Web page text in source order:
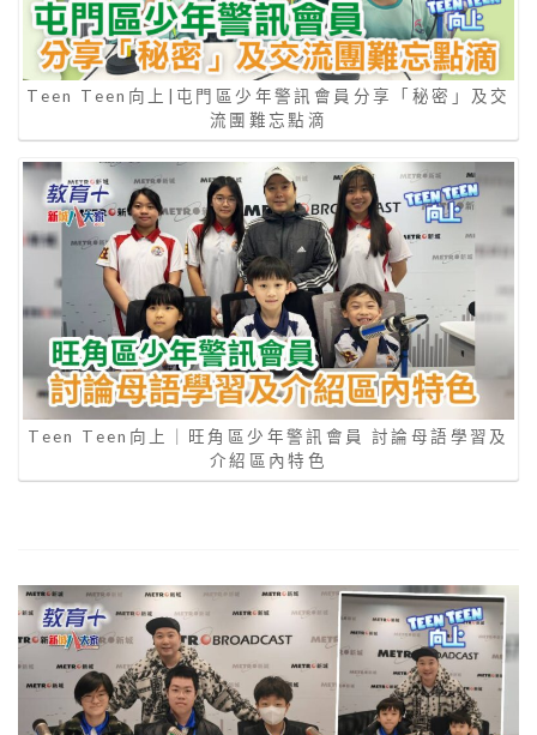
Teen Teen向上|屯門區少年警訊會員分享「秘密」及交
流團難忘點滴
Teen Teen向上｜旺角區少年警訊會員 討論母語學習及
介紹區內特色